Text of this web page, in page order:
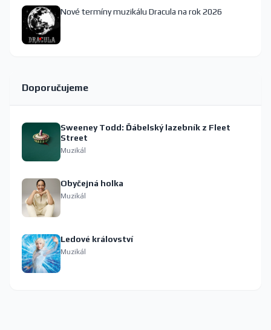
Nové termíny muzikálu Dracula na rok 2026
Doporučujeme
Sweeney Todd: Ďábelský lazebník z Fleet
Street
Muzikál
Obyčejná holka
Muzikál
Ledové království
Muzikál